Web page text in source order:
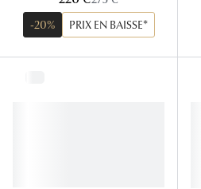
-20%
PRIX EN BAISSE*